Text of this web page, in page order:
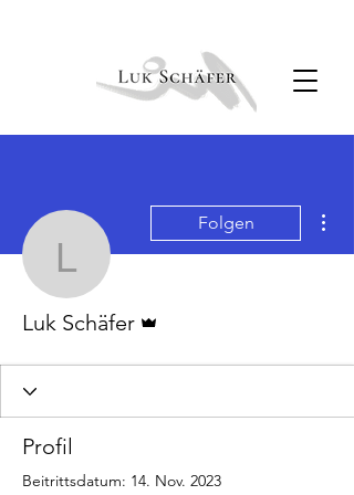
Luk Schäfer
Folgen
Luk Schäfer
Profil
Beitrittsdatum: 14. Nov. 2023